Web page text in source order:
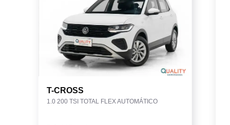
T-CROSS
1.0 200 TSI TOTAL FLEX AUTOMÁTICO